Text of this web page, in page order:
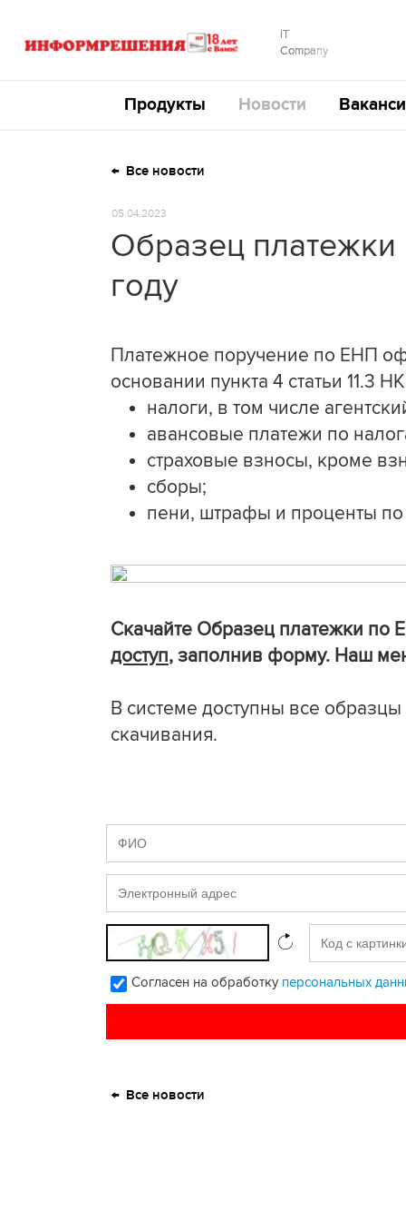
IT
Company
Продукты Новости
Все новости
05.04.2023
Образец
году
Платежное поручение по ЕНП
основании пункта 4 статьи 11.3
налоги, в том числе
авансовые платежи по
страховые взносы, кроме
сборы;
пени, штрафы и проценты
Скачайте Образец платежки по
доступ, заполнив форму. Наш
В системе доступны все
скачивания.
Согласен на обработку персональных
Все новости